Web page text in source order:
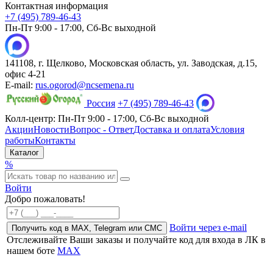
Контактная информация
+7 (495) 789-46-43
Пн-Пт 9:00 - 17:00, Сб-Вс выходной
141108, г. Щелково, Московская область, ул. Заводская, д.15,
офис 4-21
E-mail: rus.ogorod@ncsemena.ru
Россия +7 (495) 789-46-43
Колл-центр: Пн-Пт 9:00 - 17:00, Сб-Вс выходной
АкцииНовостиВопрос - ОтветДоставка и оплатаУсловия
работыКонтакты
Каталог
%
Войти
Добро пожаловать!
Получить код в MAX, Telegram или СМС
Войти через e-mail
Отслеживайте Ваши заказы и получайте код для входа в ЛК в
нашем боте MAX